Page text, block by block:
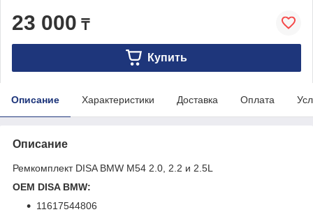
23 000 ₸
Купить
Описание Характеристики Доставка Оплата
Описание
Ремкомплект DISA BMW M54 2.0, 2.2 и 2.5L
OEM DISA BMW:
11617544806